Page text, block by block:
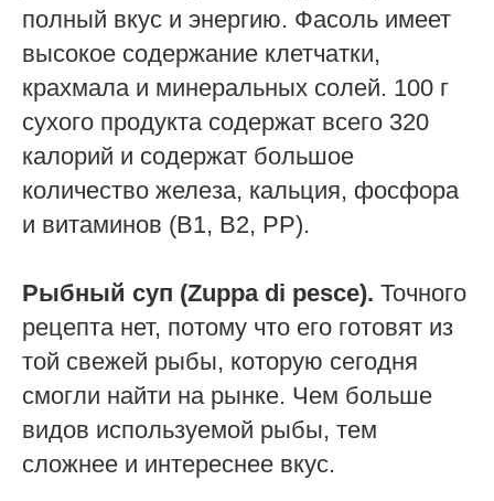
полный вкус и энергию. Фасоль имеет
высокое содержание клетчатки,
крахмала и минеральных солей. 100 г
сухого продукта содержат всего 320
калорий и содержат большое
количество железа, кальция, фосфора
и витаминов (B1, B2, PP).
Рыбный суп (Zuppa di pesce). Точного
рецепта нет, потому что его готовят из
той свежей рыбы, которую сегодня
смогли найти на рынке. Чем больше
видов используемой рыбы, тем
сложнее и интереснее вкус.